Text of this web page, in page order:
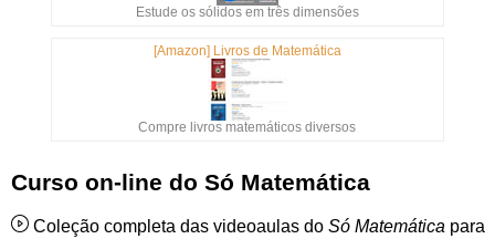
Estude os sólidos em três dimensões
[Amazon] Livros de Matemática
Compre livros matemáticos diversos
Curso on-line do Só Matemática
Coleção completa das videoaulas do Só Matemática para